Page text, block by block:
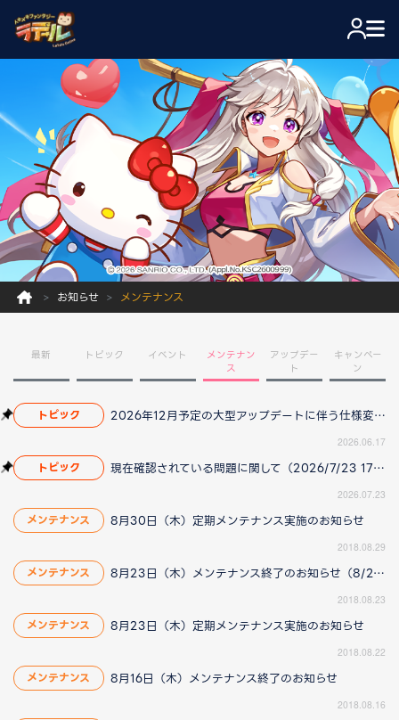
お知らせ メンテナンス
最新 トピック イベント
メンテナン
ス
アップデー
ト
キャンペー
ン
トピック 2026年12月予定の大型アップデートに伴う仕様変更のお知らせ
2026.06.17
トピック 現在確認されている問題に関して（2026/7/23 17:00更新）
2026.07.23
メンテナンス 8月30日（木）定期メンテナンス実施のお知らせ
2018.08.29
メンテナンス 8月23日（木）メンテナンス終了のお知らせ（8/24 15：50更新）
2018.08.23
メンテナンス 8月23日（木）定期メンテナンス実施のお知らせ
2018.08.22
メンテナンス 8月16日（木）メンテナンス終了のお知らせ
2018.08.16